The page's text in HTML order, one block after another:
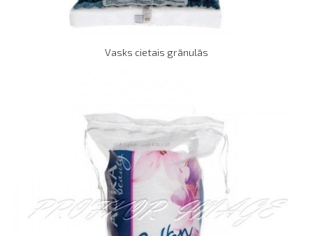
Vasks cietais grānulās